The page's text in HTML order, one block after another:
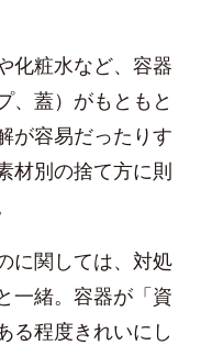
化粧水など、容器
、蓋）がもともと
が容易だったりす
材別の捨て方に則
に関しては、対処
一緒。容器が「資
る程度きれいにし